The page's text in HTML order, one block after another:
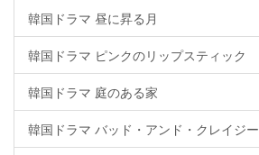
韓国ドラマ 昼に昇る月
韓国ドラマ ピンクのリップスティック
韓国ドラマ 庭のある家
韓国ドラマ バッド・アンド・クレイジー